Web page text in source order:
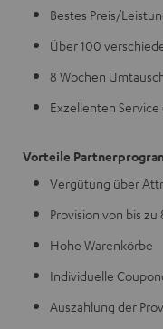
Bestes Preis/
Über 100
8 Wochen
Exzellenten
Vorteile
Vergütung über
Provision von bis
Hohe Warenkörbe
Individuelle
Auszahlung der